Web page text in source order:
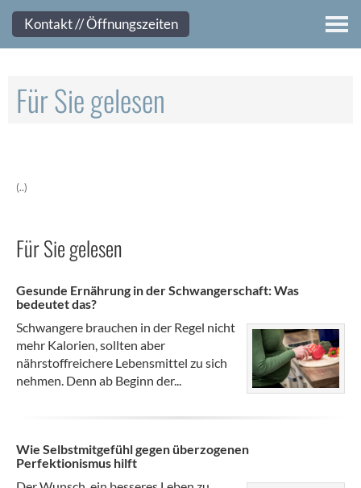
Kontakt
Für Sie gelesen
(..)
Für Sie gelesen
Gesunde Ernährung in der Schwangerschaft: Was
bedeutet das?
Schwangere brauchen in der Regel nicht
mehr Kalorien, sollten aber
nährstoffreichere Lebensmittel zu sich
nehmen. Denn ab Beginn der...
Wie Selbstmitgefühl gegen überzogenen
Perfektionismus hilft
Kontakt // Öffnungszeiten